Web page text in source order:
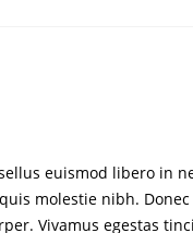
euismod libero in
molestie nibh.
Vivamus egestas